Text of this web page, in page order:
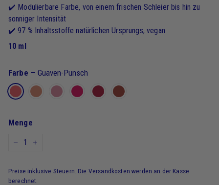
✔️ Modulierbare Farbe, von einem frischen Schleier bis hin zu
sonniger Intensität
✔️ 97 % Inhaltsstoffe natürlichen Ursprungs, vegan
10 ml
Farbe — Guaven-Punsch
Menge
Preise inklusive Steuern. Die Versandkosten werden an der Kasse
berechnet.